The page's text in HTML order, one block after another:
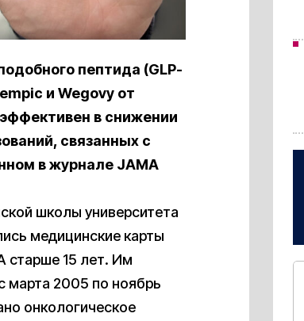
пептида (GLP-
и Wegovy от
в снижении
связанных с
в журнале JAMA
школы университета
медицинские карты
старше 15 лет. Им
марта 2005 по ноябрь
онкологическое